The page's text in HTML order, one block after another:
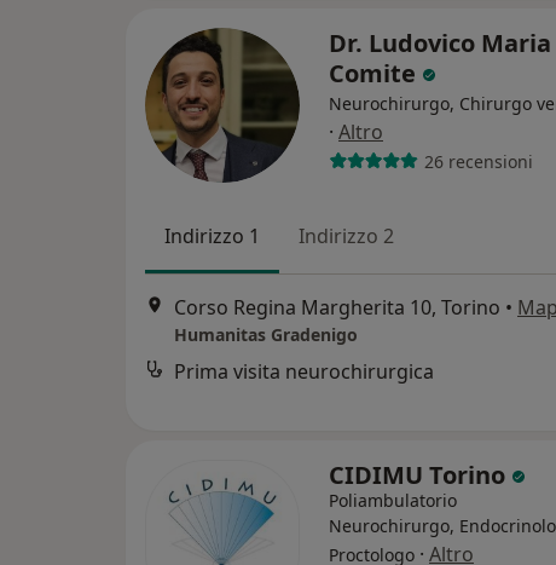
Dr. Ludovico Maria
Comite
Neurochirurgo, Chirurgo
· Altro
26 recensioni
Indirizzo 1 Indirizzo 2
Corso Regina Margherita 10, Torino •
Humanitas Gradenigo
Prima visita neurochirurgica
CIDIMU Torino
Poliambulatorio
Neurochirurgo,
Proctologo · Altro